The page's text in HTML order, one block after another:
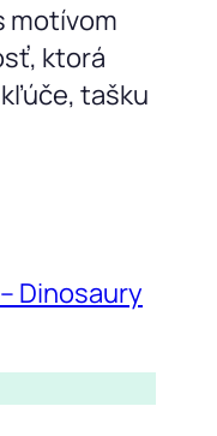
motívom
ktorá
tašku